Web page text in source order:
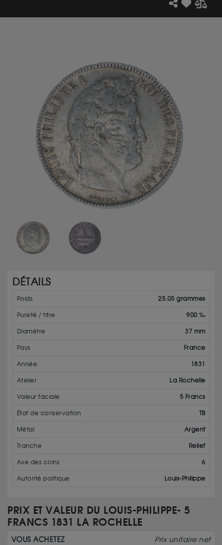
DÉTAILS
Poids 25.05 grammes
Pureté / titre 900 ‰
Diamètre 37 mm
Pays France
Année 1831
Atelier La Rochelle
Valeur faciale 5 Francs
État de conservation TB
Métal Argent
Tranche Relief
Axe des coins 6
Autorité politique Louis-Philippe
PRIX ET VALEUR DU LOUIS-PHILIPPE- 5
FRANCS 1831 LA ROCHELLE
VOUS ACHETEZ Prix unitaire net